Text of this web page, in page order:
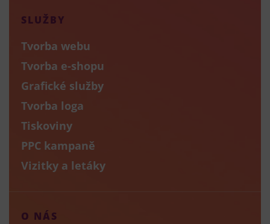
SLUŽBY
Tvorba webu
Tvorba e-shopu
Grafické služby
Tvorba loga
Tiskoviny
PPC kampaně
Vizitky a letáky
O NÁS